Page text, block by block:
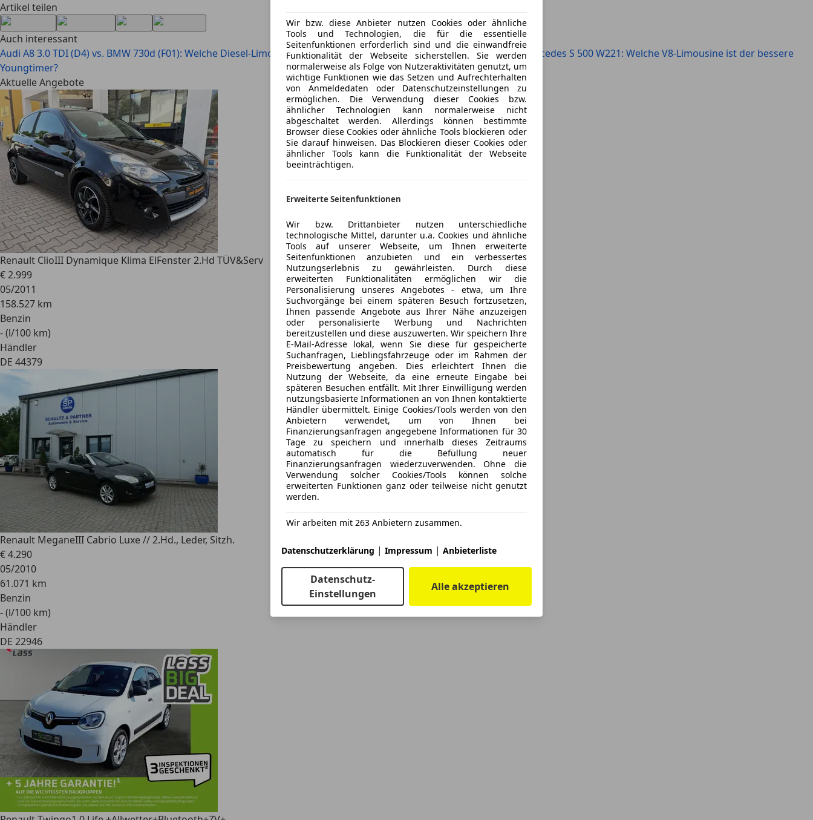
Wir bzw. diese Anbieter nutzen Cookies oder ähnliche
Tools und Technologien, die für die essentielle
Seitenfunktionen erforderlich sind und die einwandfreie
Funktionalität der Webseite sicherstellen. Sie werden
normalerweise als Folge von Nutzeraktivitäten genutzt, um
wichtige Funktionen wie das Setzen und Aufrechterhalten
von Anmeldedaten oder Datenschutzeinstellungen zu
ermöglichen. Die Verwendung dieser Cookies bzw.
ähnlicher Technologien kann normalerweise nicht
abgeschaltet werden. Allerdings können bestimmte
Browser diese Cookies oder ähnliche Tools blockieren oder
Sie darauf hinweisen. Das Blockieren dieser Cookies oder
ähnlicher Tools kann die Funktionalität der Webseite
beeinträchtigen.
Erweiterte Seitenfunktionen
Wir bzw. Drittanbieter nutzen unterschiedliche
technologische Mittel, darunter u.a. Cookies und ähnliche
Tools auf unserer Webseite, um Ihnen erweiterte
Seitenfunktionen anzubieten und ein verbessertes
Nutzungserlebnis zu gewährleisten. Durch diese
erweiterten Funktionalitäten ermöglichen wir die
Personalisierung unseres Angebotes - etwa, um Ihre
Suchvorgänge bei einem späteren Besuch fortzusetzen,
Ihnen passende Angebote aus Ihrer Nähe anzuzeigen
oder personalisierte Werbung und Nachrichten
bereitzustellen und diese auszuwerten. Wir speichern Ihre
E-Mail-Adresse lokal, wenn Sie diese für gespeicherte
Suchanfragen, Lieblingsfahrzeuge oder im Rahmen der
Preisbewertung angeben. Dies erleichtert Ihnen die
Nutzung der Webseite, da eine erneute Eingabe bei
späteren Besuchen entfällt. Mit Ihrer Einwilligung werden
nutzungsbasierte Informationen an von Ihnen kontaktierte
Händler übermittelt. Einige Cookies/Tools werden von den
Anbietern verwendet, um von Ihnen bei
Finanzierungsanfragen angegebene Informationen für 30
Tage zu speichern und innerhalb dieses Zeitraums
automatisch für die Befüllung neuer
Finanzierungsanfragen wiederzuverwenden. Ohne die
Verwendung solcher Cookies/Tools können solche
erweiterten Funktionen ganz oder teilweise nicht genutzt
werden.
Wir arbeiten mit 263 Anbietern zusammen.
Datenschutzerklärung | Impressum | Anbieterliste
Datenschutz-
Einstellungen
Alle akzeptieren
Artikel teilen
Auch interessant
Audi A8 3.0 TDI (D4) vs. BMW 730d (F01): Welche Diesel-Limousine überzeugt im Alter?Maserati Quattroporte V vs. Mercedes S 500 W221: Welche V8-Limousine ist der bessere
Youngtimer?
Aktuelle Angebote
Renault ClioIII Dynamique Klima ElFenster 2.Hd TÜV&Serv
€ 2.999
05/2011
158.527 km
Benzin
- (l/100 km)
Händler
DE 44379
Renault MeganeIII Cabrio Luxe // 2.Hd., Leder, Sitzh.
€ 4.290
05/2010
61.071 km
Benzin
- (l/100 km)
Händler
DE 22946